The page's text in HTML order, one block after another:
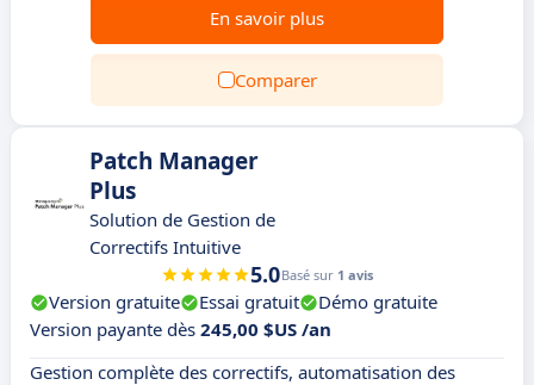
En savoir plus
Comparer
Patch Manager
Plus
Solution de Gestion de
Correctifs Intuitive
5.0Basé sur 1 avis
Version gratuite Essai gratuit
Démo gratuite
Version payante dès 245,00 $US /an
Gestion complète des correctifs, automatisation des